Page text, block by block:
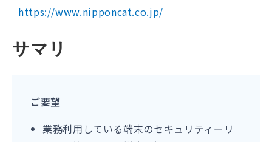
https://www.nipponcat.co.jp/
サマリ
ご要望
業務利用している端末のセキュリティーリ